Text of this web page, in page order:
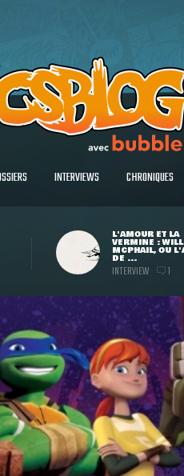
INTERVIEWS CHRONIQUES
L'AMOUR ET LA
VERMINE : WILL
MCPHAIL, OU
DE ...
INTERVIEW 1